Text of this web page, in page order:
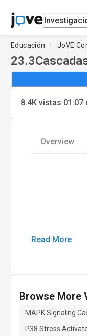
Educación JoVE
23.3
8.4K vistas·01:07
Overview
Read More
Browse More
MAPK Signaling
P38 Stress